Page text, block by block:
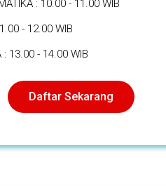
: 10.00 - 11.00 WIB
- 12.00 WIB
: 13.00 - 14.00 WIB
Daftar Sekarang